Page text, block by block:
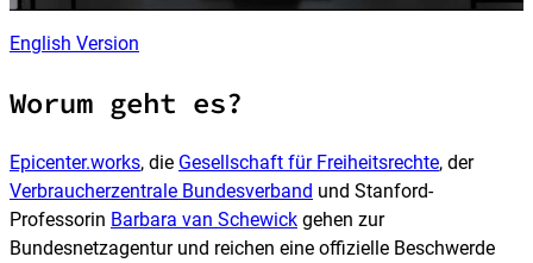
English Version
Worum geht es?
Epicenter.works, die Gesellschaft für Freiheitsrechte, der
Verbraucherzentrale Bundesverband und Stanford-
Professorin Barbara van Schewick gehen zur
Bundesnetzagentur und reichen eine offizielle Beschwerde